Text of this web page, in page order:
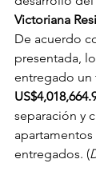
Victoriana
De acuerdo
presentada,
entregado un
separación y
entregados. (